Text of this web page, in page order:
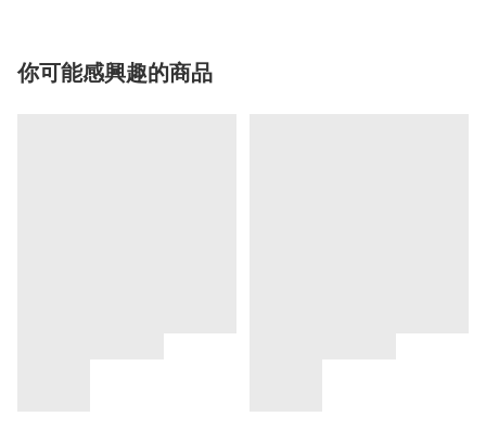
你可能感興趣的商品